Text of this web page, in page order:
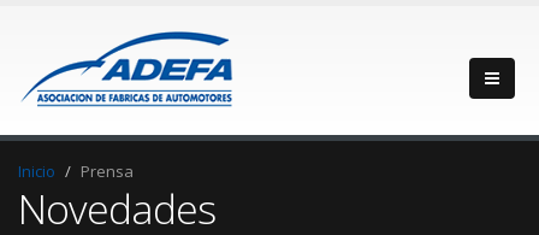
Inicio Prensa
Novedades